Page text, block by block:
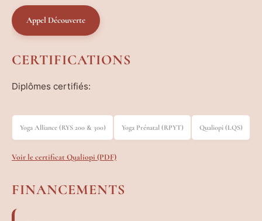
Appel Découverte
CERTIFICATIONS
Diplômes certifiés:
Yoga Alliance (RYS 200 & 300) Yoga Prénatal (RPYT) Qualiopi (LQS)
Voir le certificat Qualiopi (PDF)
FINANCEMENTS